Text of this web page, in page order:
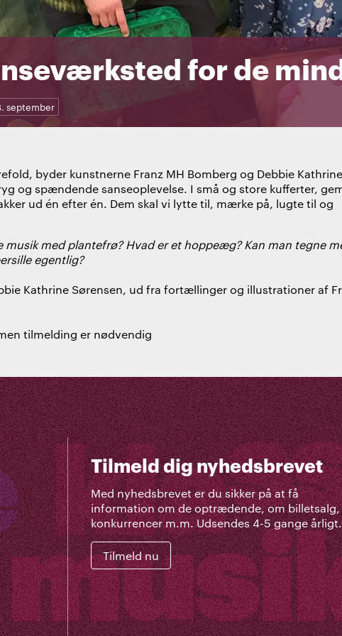
for de
september
byder kunstnerne Franz MH Bomberg og Debbie Kathrine
og spændende sanseoplevelse. I små og store kufferter,
ud én efter én. Dem skal vi lytte til, mærke på, lugte til og
med plantefrø? Hvad er et hoppeæg? Kan man tegne
egentlig?
Kathrine Sørensen, ud fra fortællinger og illustrationer af
tilmelding er nødvendig
Tilmeld dig nyhedsbrevet
Med nyhedsbrevet er du sikker på at få
information om de optrædende, om billetsalg,
konkurrencer m.m. Udsendes 4-5 gange årligt.
Tilmeld nu